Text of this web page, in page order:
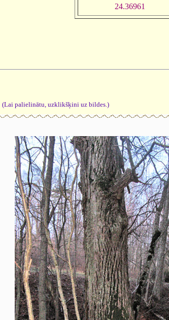
24.36961
(Lai palielinātu, uzklikšķini uz bildes.)